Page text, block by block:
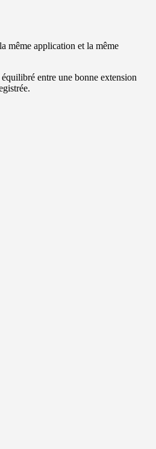
même application et la même
entre une bonne extension